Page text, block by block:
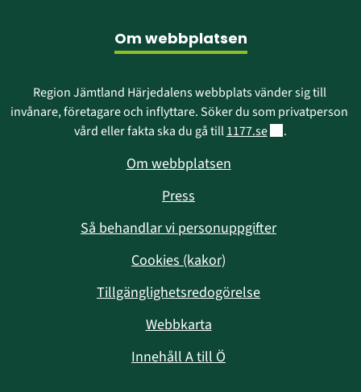
Om webbplatsen
Region Jämtland Härjedalens webbplats vänder sig till
invånare, företagare och inflyttare. Söker du som privatperson
vård eller fakta ska du gå till 1177.seLänk till annan
.
Om webbplatsen
Press
Så behandlar vi personuppgifter
Cookies (kakor)
Tillgänglighetsredogörelse
Webbkarta
Innehåll A till Ö